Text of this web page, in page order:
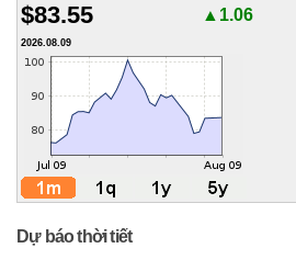
$83.55 ▲1.06
2026.08.09
Dự báo thời tiết